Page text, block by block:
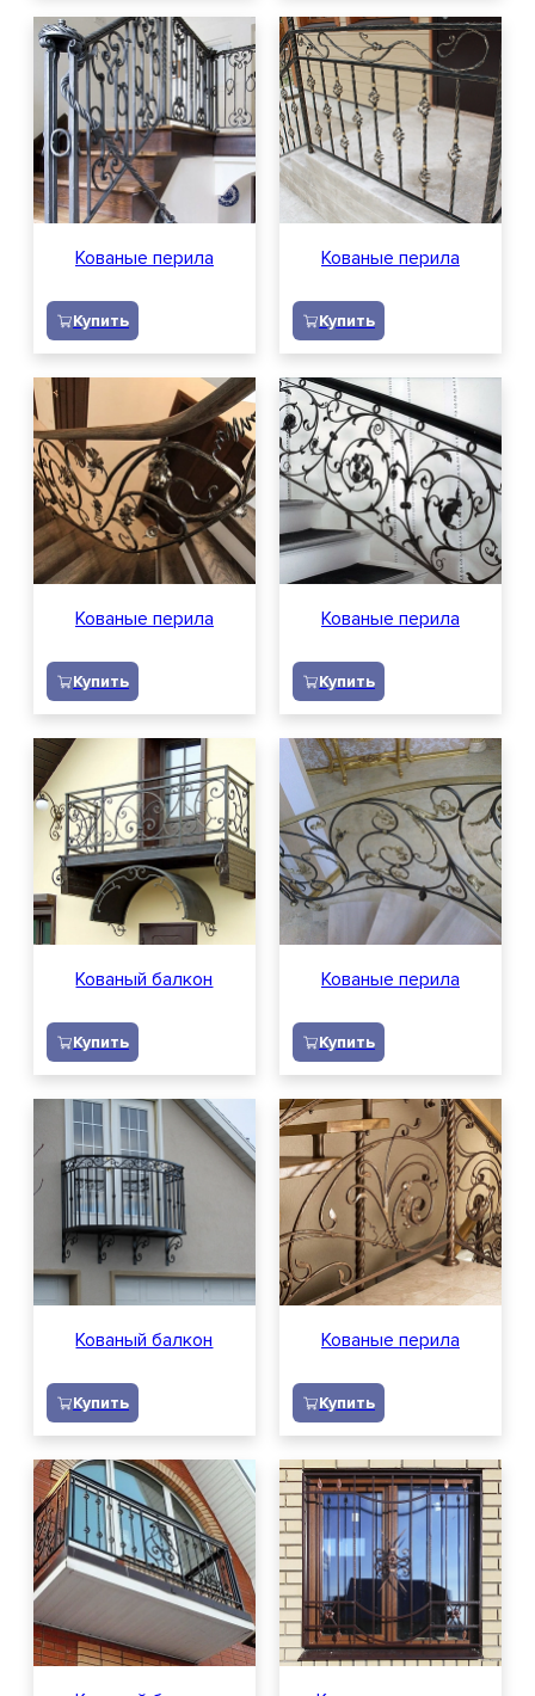
Кованые перила
Купить
Кованые перила
Купить
Кованые перила
Купить
Кованые перила
Купить
Кованый балкон
Купить
Кованые перила
Купить
Кованый балкон
Купить
Кованые перила
Купить